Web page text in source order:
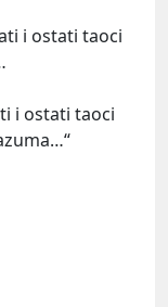
i ostati taoci
i ostati taoci